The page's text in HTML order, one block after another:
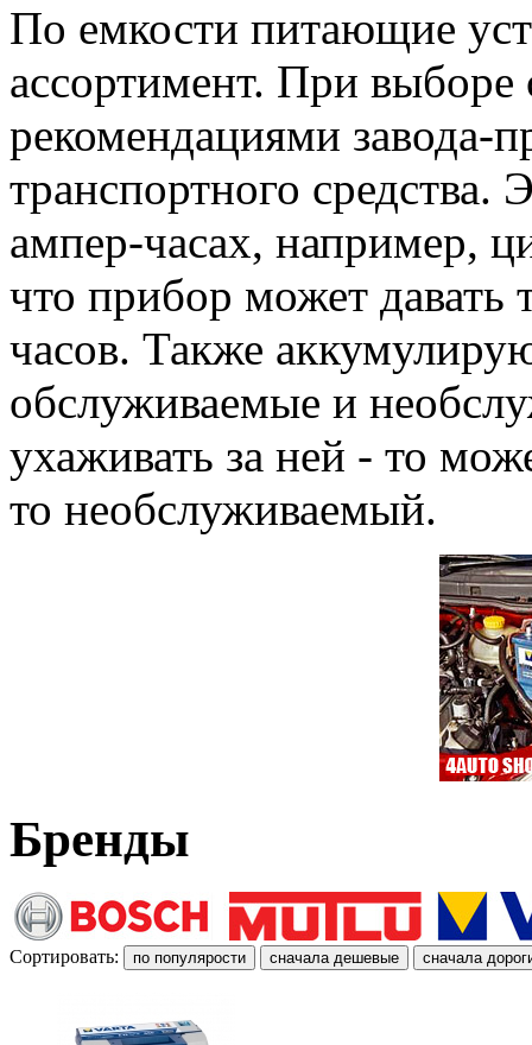
По емкости питающие
ассортимент. При выборе
рекомендациями завода-
транспортного средства.
ампер-часах, например,
что прибор может давать
часов. Также
обслуживаемые и
ухаживать за ней - то
то необслуживаемый.
Бренды
Сортировать: